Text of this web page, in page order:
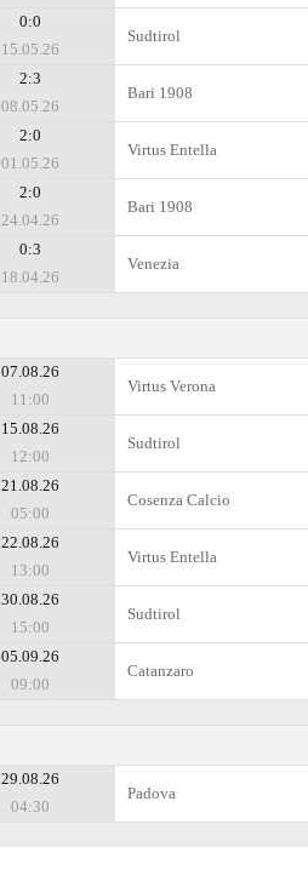
0:0
15.05.26
Sudtirol
2:3
08.05.26
Bari 1908
2:0
01.05.26
Virtus Entella
2:0
24.04.26
Bari 1908
0:3
18.04.26
Venezia
07.08.26
11:00
Virtus Verona
15.08.26
12:00
Sudtirol
21.08.26
05:00
Cosenza Calcio
22.08.26
13:00
Virtus Entella
30.08.26
15:00
Sudtirol
05.09.26
09:00
Catanzaro
29.08.26
04:30
Padova